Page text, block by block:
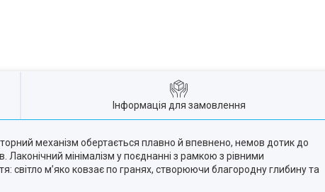
Інформація для замовлення
механізм обертається плавно й впевнено, немов дотик до
мінімалізм у поєднанні з рамкою з рівними
світло м’яко ковзає по гранях, створюючи благородну глибину та